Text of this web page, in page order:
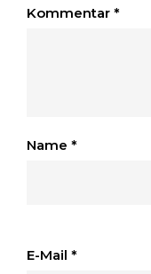
Kommentar *
Name *
E-Mail *